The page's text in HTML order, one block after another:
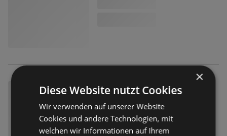
×
Diese Website nutzt Cookies
Wir verwenden auf unserer Website
Cookies und andere Technologien, mit
welchen wir Informationen auf Ihrem